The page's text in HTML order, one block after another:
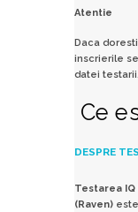
Atentie
Daca
inscrierile
datei testarii.
Ce
DESPRE
Testarea
(Raven)